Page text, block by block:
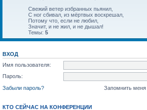
Свежий ветер избранных пьянил,
С ног сбивал, из мёртвых воскрешал,
Потому что, если не любил,
Значит, и не жил, и не дышал!
Темы: 5
ВХОД
Имя пользователя:
Пароль:
Забыли пароль?
Запомнить меня
КТО СЕЙЧАС НА КОНФЕРЕНЦИИ